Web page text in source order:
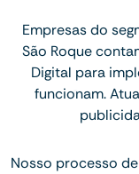
Empresas do
São Roque
Digital para
funcionam.
Nosso processo